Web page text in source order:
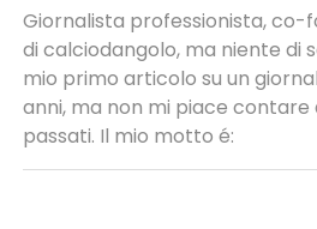
Giornalista professionista,
di calciodangolo, ma niente di
mio primo articolo su un
anni, ma non mi piace contare
passati. Il mio motto é: